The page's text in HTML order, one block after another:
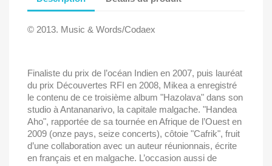
© 2013. Music & Words/Codaex
Finaliste du prix de l’océan Indien en 2007, puis lauréat
du prix Découvertes RFI en 2008, Mikea a enregistré
le contenu de ce troisième album "Hazolava" dans son
studio à Antananarivo, la capitale malgache. "Handea
Aho", rapportée de sa tournée en Afrique de l’Ouest en
2009 (onze pays, seize concerts), côtoie "Cafrik", fruit
d’une collaboration avec un auteur réunionnais, écrite
en français et en malgache. L’occasion aussi de